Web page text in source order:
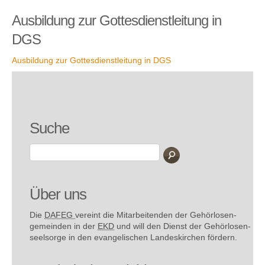
Ausbildung zur Gottesdienstleitung in
DGS
Ausbildung zur Gottesdienstleitung in DGS
Suche
Über uns
Die DAFEG vereint die Mitarbeitenden der Gehör­losen­
gemeinden in der EKD und will den Dienst der Gehör­losen­
seel­sorge in den evange­lischen Landes­kirchen fördern.